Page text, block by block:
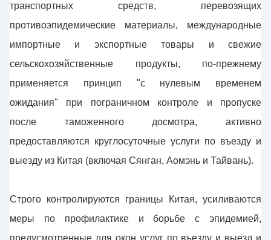
транспортных средств, перевозящих
противоэпидемические материалы, международные
импортные и экспортные товары и свежие
сельскохозяйственные продукты, по-прежнему
применяется принцип "с нулевым временем
ожидания" при пограничном контроле и пропуске
после таможенного досмотра, активно
предоставляются круглосуточные услуги по въезду и
выезду из Китая (включая Сянган, Аомэнь и Тайвань).
Строго контролируются границы Китая, усиливаются
меры по профилактике и борьбе с эпидемией,
предусмотренные для окон услуг по въезду и выезд и